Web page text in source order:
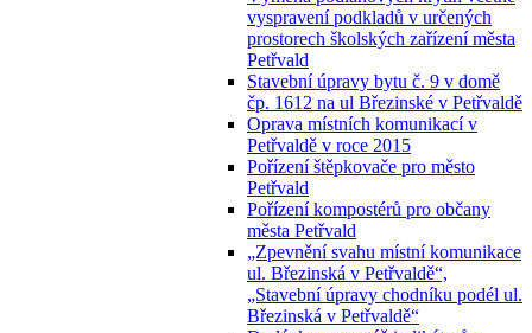
vyspravení podkladů v určených
prostorech školských zařízení města
Petřvald
Stavební úpravy bytu č. 9 v domě
čp. 1612 na ul Březinské v Petřvaldě
Oprava místních komunikací v
Petřvaldě v roce 2015
Pořízení štěpkovače pro město
Petřvald
Pořízení kompostérů pro občany
města Petřvald
„Zpevnění svahu místní komunikace
ul. Březinská v Petřvaldě“,
„Stavební úpravy chodníku podél ul.
Březinská v Petřvaldě“